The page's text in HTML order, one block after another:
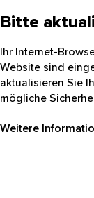
Bitte
Ihr Internet-
Website sind
aktualisieren Sie
mögliche
Weitere